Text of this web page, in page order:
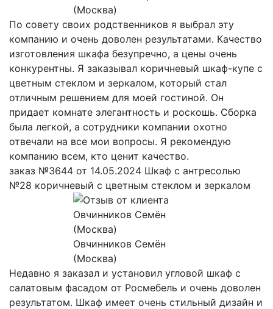
(Москва)
По совету своих родственников я выбрал эту
компанию и очень доволен результатами. Качество
изготовления шкафа безупречно, а цены очень
конкурентны. Я заказывал коричневый шкаф-купе с
цветным стеклом и зеркалом, который стал
отличным решением для моей гостиной. Он
придает комнате элегантность и роскошь. Сборка
была легкой, а сотрудники компании охотно
отвечали на все мои вопросы. Я рекомендую
компанию всем, кто ценит качество.
заказ №3644 от 14.05.2024 Шкаф с антресолью
№28 коричневый с цветным стеклом и зеркалом
Овчинников Семён
(Москва)
Недавно я заказал и установил угловой шкаф с
салатовым фасадом от Росмебель и очень доволен
результатом. Шкаф имеет очень стильный дизайн и